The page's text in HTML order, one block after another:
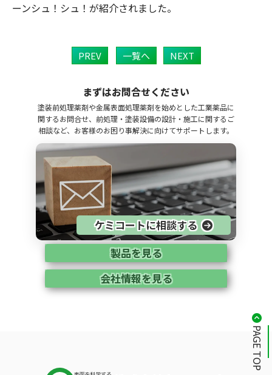
ーンシュ！シュ！が紹介されました。
PREV 一覧へ NEXT
まずはお問合せください
塗装前処理薬剤や金属表面処理薬剤を始めとした工業薬品に
関するお問合せ、前処理・塗装設備の設計・施工に関するご
相談など、お客様のお困り事解決に向けてサポートします。
ケミコートに相談する
製品を見る
会社情報を見る
PAGE TOP